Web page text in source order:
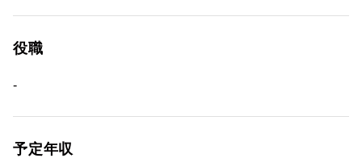
役職
-
予定年収